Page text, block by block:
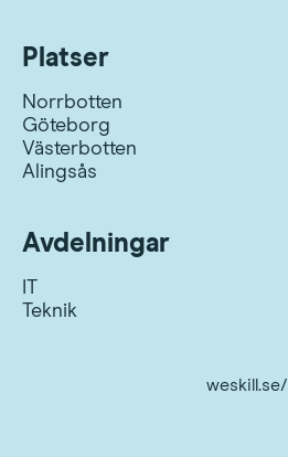
Platser
Norrbotten
Göteborg
Västerbotten
Alingsås
Avdelningar
IT
Teknik
weskill.se/